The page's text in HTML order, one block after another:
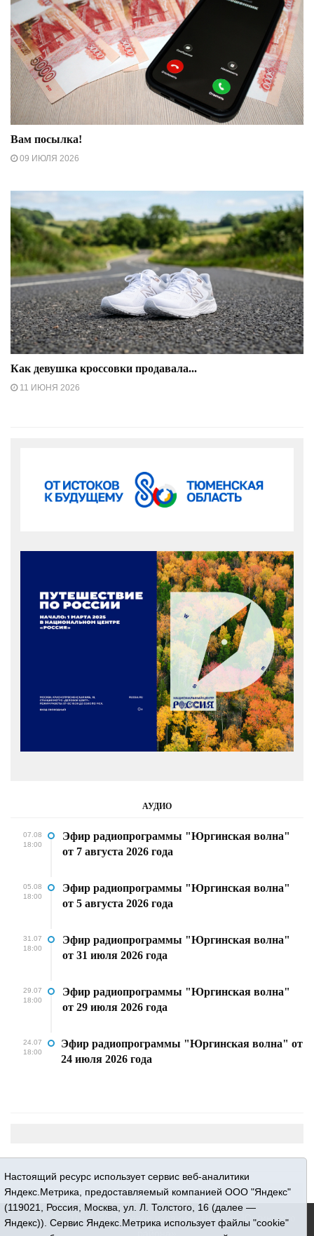
Вам посылка!
09 ИЮЛЯ 2026
Как девушка кроссовки продавала...
11 ИЮНЯ 2026
АУДИО
07.08
18:00
Эфир радиопрограммы "Юргинская волна"
от 7 августа 2026 года
05.08
18:00
Эфир радиопрограммы "Юргинская волна"
от 5 августа 2026 года
31.07
18:00
Эфир радиопрограммы "Юргинская волна"
от 31 июля 2026 года
29.07
18:00
Эфир радиопрограммы "Юргинская волна"
от 29 июля 2026 года
24.07
18:00
Эфир радиопрограммы "Юргинская волна" от
24 июля 2026 года
16+ © 2015-2026 Сетевое издание «Новости Юргинского
Настоящий ресурс использует сервис веб-аналитики
Яндекс.Метрика, предоставляемый компанией ООО "Яндекс"
(119021, Россия, Москва, ул. Л. Толстого, 16 (далее —
Яндекс)). Сервис Яндекс.Метрика использует файлы "cookie"